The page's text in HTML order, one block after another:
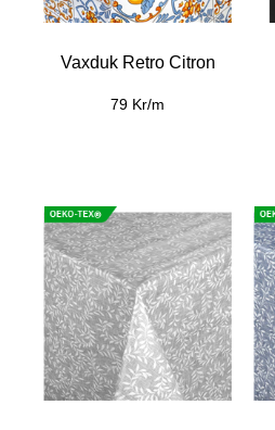
Vaxduk Retro Citron
79 Kr/m